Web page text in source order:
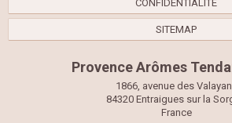
CONFIDENTIALITÉ
SITEMAP
Provence Arômes
1866, avenue des
84320 Entraigues sur la
France